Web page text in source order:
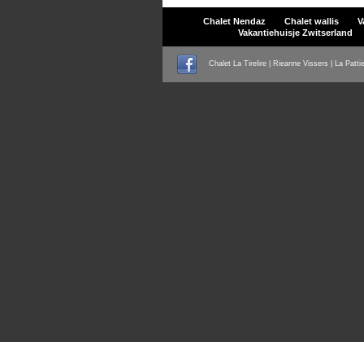
Chalet Nendaz Chalet wallis
Vakantiehuisje Zwitserland
Chalet La Tirelire | Rieanne Vissers | La